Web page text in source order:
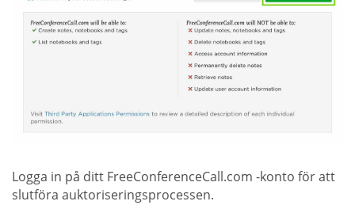
Logga in på ditt FreeConferenceCall.com -konto för att
slutföra auktoriseringsprocessen.